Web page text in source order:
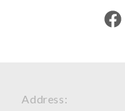
Address: